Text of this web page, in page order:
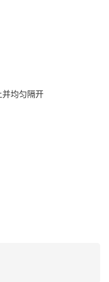
均匀隔开